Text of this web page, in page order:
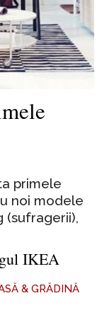
primele
noi modele
(sufragerii),
IKEA
& GRĂDINĂ